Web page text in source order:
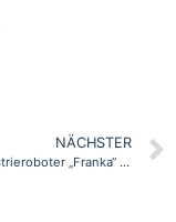
NÄCHSTER
Unser Industrieroboter „Franka“ im Didacta-Magazin